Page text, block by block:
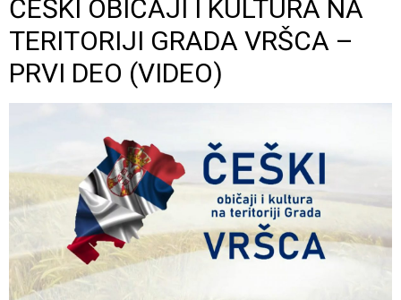
ČEŠKI OBIČAJI I KULTURA NA
TERITORIJI GRADA VRŠCA –
PRVI DEO (VIDEO)